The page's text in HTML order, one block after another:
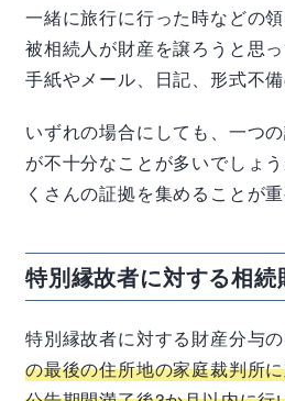
一緒に旅行に行った時などの
被相続人が財産を譲ろうと思
手紙やメール、日記、形式不
いずれの場合にしても、一つ
が不十分なことが多いでしょ
くさんの証拠を集めることが重
特別縁故者に対する相
特別縁故者に対する財産分与
の最後の住所地の家庭裁判所